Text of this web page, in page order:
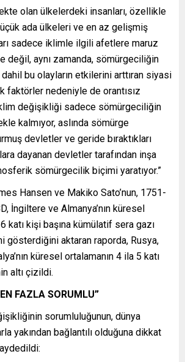
olan ülkelerdeki insanları, özellikle
ada ülkeleri ve en az gelişmiş
sadece iklimle ilgili afetlere maruz
değil, aynı zamanda, sömürgeciliğin
dahil bu olayların etkilerini arttıran siyasi
faktörler nedeniyle de orantısız
değişikliği sadece sömürgeciliğin
kalmıyor, aslında sömürge
devletler ve geride bıraktıkları
dayanan devletler tarafından inşa
sömürgecilik biçimi yaratıyor.”
Hansen ve Makiko Sato’nun, 1751-
İngiltere ve Almanya’nın küresel
katı kişi başına kümülatif sera gazı
gösterdiğini aktaran raporda, Rusya,
küresel ortalamanın 4 ila 5 katı
altı çizildi.
FAZLA SORUMLU”
sorumluluğunun, dünya
yakından bağlantılı olduğuna dikkat